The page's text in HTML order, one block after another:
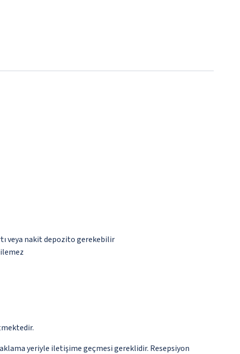
veya nakit depozito gerekebilir
yeriyle iletişime geçmesi gereklidir. Resepsiyon